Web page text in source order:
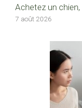
Achetez un
7 août 2026